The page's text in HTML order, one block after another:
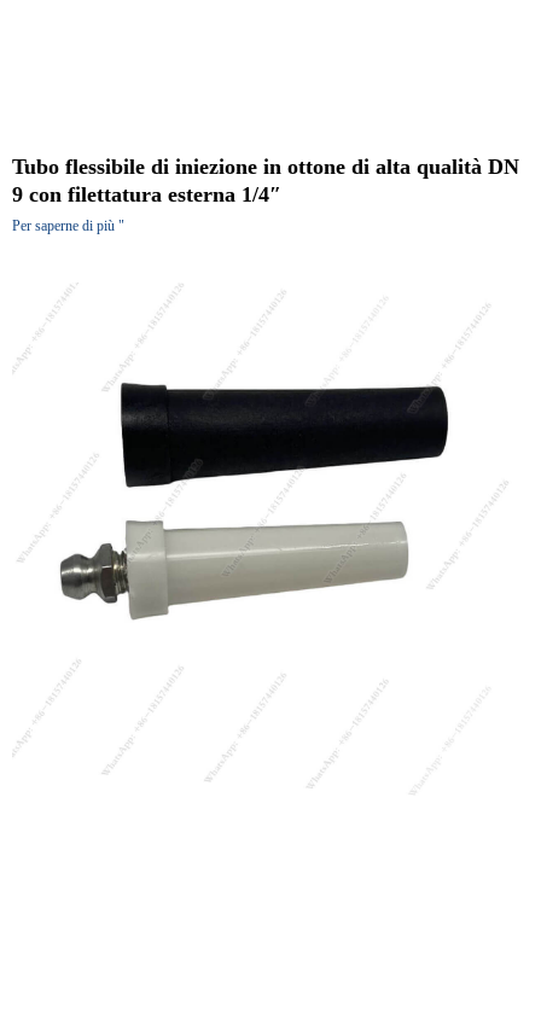
Tubo flessibile di iniezione in ottone di alta qualità DN
9 con filettatura esterna 1/4″
Per saperne di più "